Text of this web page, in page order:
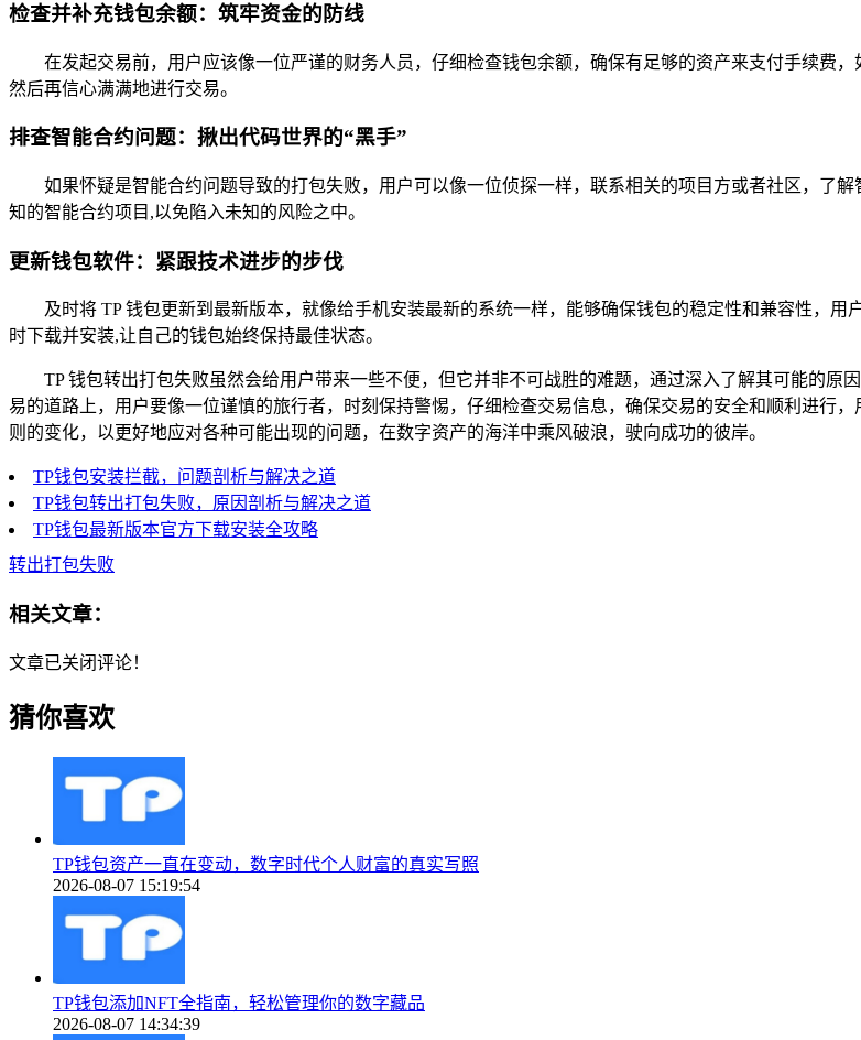
检查并补充钱包余额：筑牢资金的防线
在发起交易前，用户应该像一位严谨的财务人员，仔细检查钱包余额，确保有足够的资产来支付手续费
然后再信心满满地进行交易。
排查智能合约问题：揪出代码世界的“黑手”
如果怀疑是智能合约问题导致的打包失败，用户可以像一位侦探一样，联系相关的项目方或者社区，了
知的智能合约项目,以免陷入未知的风险之中。
更新钱包软件：紧跟技术进步的步伐
及时将 TP 钱包更新到最新版本，就像给手机安装最新的系统一样，能够确保钱包的稳定性和兼容性，
时下载并安装,让自己的钱包始终保持最佳状态。
TP 钱包转出打包失败虽然会给用户带来一些不便，但它并非不可战胜的难题，通过深入了解其可能的
易的道路上，用户要像一位谨慎的旅行者，时刻保持警惕，仔细检查交易信息，确保交易的安全和顺利进行
则的变化，以更好地应对各种可能出现的问题，在数字资产的海洋中乘风破浪，驶向成功的彼岸。
TP钱包安装拦截，问题剖析与解决之道
TP钱包转出打包失败，原因剖析与解决之道
TP钱包最新版本官方下载安装全攻略
转出打包失败
相关文章：
文章已关闭评论！
猜你喜欢
TP钱包资产一直在变动，数字时代个人财富的真实写照
2026-08-07 15:19:54
TP钱包添加NFT全指南，轻松管理你的数字藏品
2026-08-07 14:34:39